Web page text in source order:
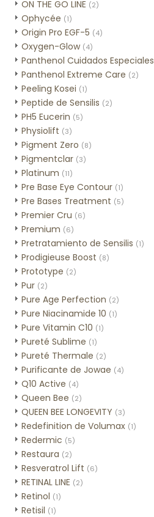
ON THE GO LINE (2)
Ophycée (1)
Origin Pro EGF-5 (4)
Oxygen-Glow (4)
Panthenol Cuidados Especiales
Panthenol Extreme Care (2)
Peeling Kosei (1)
Peptide de Sensilis (2)
PH5 Eucerin (5)
Physiolift (3)
Pigment Zero (8)
Pigmentclar (3)
Platinum (11)
Pre Base Eye Contour (1)
Pre Bases Treatment (5)
Premier Cru (6)
Premium (6)
Pretratamiento de Sensilis (1)
Prodigieuse Boost (8)
Prototype (2)
Pur (2)
Pure Age Perfection (2)
Pure Niacinamide 10 (1)
Pure Vitamin C10 (1)
Pureté Sublime (1)
Pureté Thermale (2)
Purificante de Jowae (4)
Q10 Active (4)
Queen Bee (2)
QUEEN BEE LONGEVITY (3)
Redefinition de Volumax (1)
Redermic (5)
Restaura (2)
Resveratrol Lift (6)
RETINAL LINE (2)
Retinol (1)
Retisil (1)